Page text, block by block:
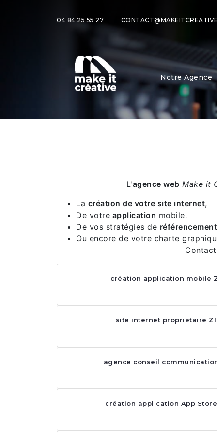
04 84 25 55 27
Notre Agence
L'agence web Make it
La création de votre site internet,
De votre application mobile,
De vos stratégies de référencement
Ou encore de votre charte
création application mobile
site internet propriétaire
agence conseil
création application App